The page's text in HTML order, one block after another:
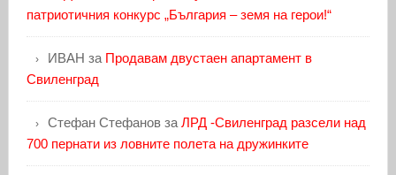
патриотичния конкурс „България – земя на герои!“
ИВАН за Продавам двустаен апартамент в
Свиленград
Стефан Стефановза ЛРД -Свиленград разсели над
700 пернати из ловните полета на дружинките